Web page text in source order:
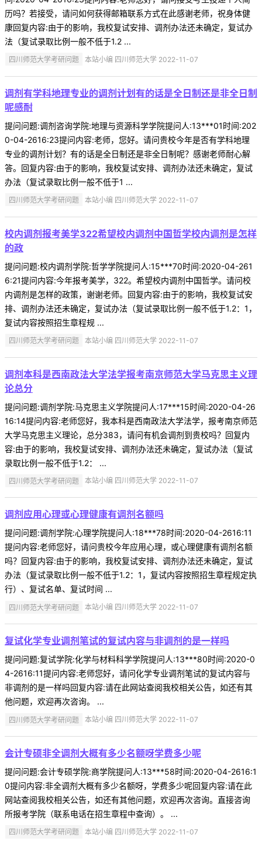
历吗？若接受，请问如何获得邮箱联系方式在此感谢老师，祝身体健
康回复内容:由于的影响，我校复试安排、调剂办法还未确定，复试办
法（复试录取比例一般不低于1.2 ...
四川师范大学考研问题 本站小编 四川师范大学 2022-11-07
调剂有学科地理专业的调剂计划有的话是全日制还是非全日制
呢感耐
提问问题:调剂咨询学院:地理与资源科学学院提问人:13***01时间:202
0-04-2616:23提问内容:老师，您好。请问贵校今年是否有学科地理
专业的调剂计划？有的话是全日制还是非全日制呢？感谢老师耐心解
答。回复内容:由于的影响，我校复试安排、调剂办法还未确定，复试
办法（复试录取比例一般不低于1 ...
四川师范大学考研问题 本站小编 四川师范大学 2022-11-07
校内调剂报考美学322希望校内调剂中国哲学校内调剂是怎样
的政
提问问题:校内调剂学院:哲学学院提问人:15***70时间:2020-04-261
6:21提问内容:今年报考美学，322。希望校内调剂中国哲学。请问校
内调剂是怎样的政策，谢谢老师。回复内容:由于的影响，我校复试安
排、调剂办法还未确定，复试办法（复试录取比例一般不低于1.2：1，
复试内容按照招生章程规 ...
四川师范大学考研问题 本站小编 四川师范大学 2022-11-07
调剂本科是西南政法大学法学报考南京师范大学马克思主义理
论总分
提问问题:调剂学院:马克思主义学院提问人:17***15时间:2020-04-26
16:14提问内容:老师您好，我本科是西南政法大学法学，报考南京师范
大学马克思主义理论，总分383，请问有机会调剂到贵校吗？回复内
容:由于的影响，我校复试安排、调剂办法还未确定，复试办法（复试
录取比例一般不低于1.2： ...
四川师范大学考研问题 本站小编 四川师范大学 2022-11-07
调剂应用心理或心理健康有调剂名额吗
提问问题:调剂学院:心理学院提问人:18***78时间:2020-04-2616:11
提问内容:老师您好，请问贵校今年应用心理，或心理健康有调剂名额
吗？回复内容:由于的影响，我校复试安排、调剂办法还未确定，复试
办法（复试录取比例一般不低于1.2：1，复试内容按照招生章程规定执
行）、复试名单、复试时间 ...
四川师范大学考研问题 本站小编 四川师范大学 2022-11-07
复试化学专业调剂笔试的复试内容与非调剂的是一样吗
提问问题:复试学院:化学与材料科学学院提问人:13***80时间:2020-0
4-2616:11提问内容:老师您好，请问化学专业调剂笔试的复试内容与
非调剂的是一样吗回复内容:请在此网站查阅我校相关公告，如还有其
他问题，欢迎再次咨询。 ...
四川师范大学考研问题 本站小编 四川师范大学 2022-11-07
会计专硕非全调剂大概有多少名额呀学费多少呢
提问问题:会计专硕学院:商学院提问人:13***58时间:2020-04-2616:1
0提问内容:非全调剂大概有多少名额呀，学费多少呢回复内容:请在此
网站查阅我校相关公告，如还有其他问题，欢迎再次咨询。直接咨询
所报考学院（联系电话在招生章程中查询）。 ...
四川师范大学考研问题 本站小编 四川师范大学 2022-11-07